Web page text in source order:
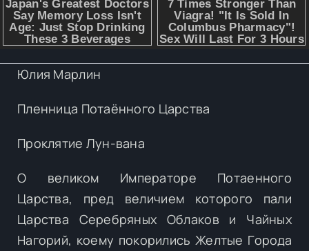
Юлия Марлин
Пленница Потаённого Царства
Проклятие Лун-вана
О великом Императоре Потаенного
Царства, пред величием которого пали
Царства Серебряных Облаков и Чайных
Нагорий, коему покорились Желтые Города